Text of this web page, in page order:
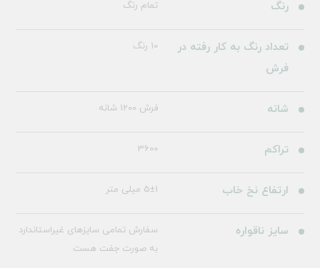
رنگ تمام رنگ
تعداد رنگ به کار رفته در
فرش
10 رنگ
شانه فرش 1200 شانه
تراکم 3600
ارتفاع نخ خاب 5±1 میلی متر
سایز ناقواره
سفارش تمامی سایزهای غیراستاندارد
به صورت جفت هست